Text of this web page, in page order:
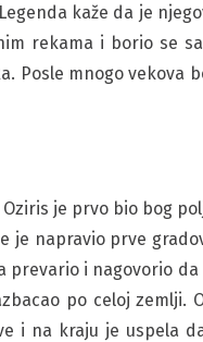
kaže da je
rekama i borio se
Posle mnogo vekova
je prvo bio bog
napravio prve
prevario i nagovorio
po celoj zemlji.
i na kraju je uspela